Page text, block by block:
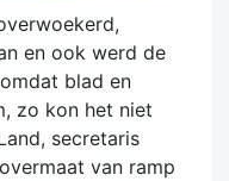
en ook werd de
blad en
zo kon het niet
secretaris
van ramp